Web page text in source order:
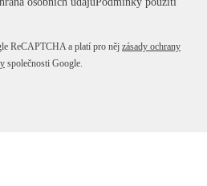
ReCAPTCHA a platí pro něj zásady ochrany
společnosti Google.